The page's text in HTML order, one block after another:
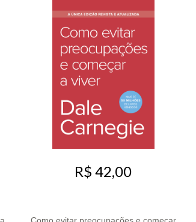
R$ 42,00